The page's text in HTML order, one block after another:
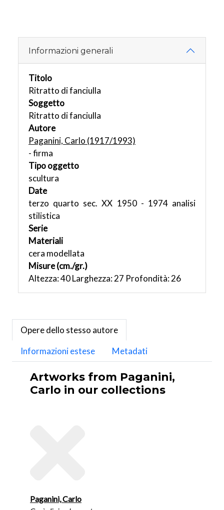
Informazioni generali
Titolo
Ritratto di fanciulla
Soggetto
Ritratto di fanciulla
Autore
Paganini, Carlo (1917/1993)
- firma
Tipo oggetto
scultura
Date
terzo quarto sec. XX 1950 - 1974 analisi
stilistica
Serie
Materiali
cera modellata
Misure (cm./gr.)
Altezza: 40 Larghezza: 27 Profondità: 26
Opere dello stesso autore
Informazioni estese
Metadati
Artworks from Paganini,
Carlo in our collections
Paganini, Carlo